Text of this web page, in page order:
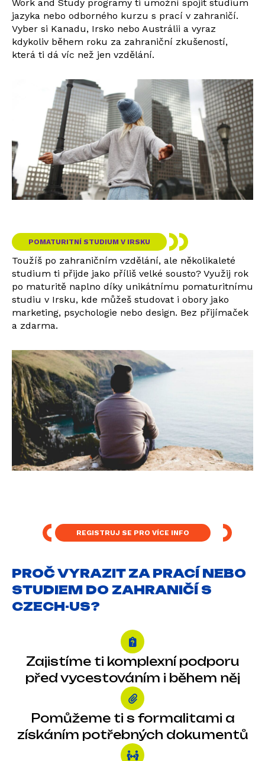
Work and Study programy ti umožní spojit studium
jazyka nebo odborného kurzu s prací v zahraničí.
Vyber si Kanadu, Irsko nebo Austrálii a vyraz
kdykoliv během roku za zahraniční zkušeností,
která ti dá víc než jen vzdělání.
POMATURITNÍ STUDIUM V IRSKU
Toužíš po zahraničním vzdělání, ale několikaleté
studium ti přijde jako příliš velké sousto? Využij rok
po maturitě naplno díky unikátnímu pomaturitnímu
studiu v Irsku, kde můžeš studovat i obory jako
marketing, psychologie nebo design. Bez přijímaček
a zdarma.
REGISTRUJ SE PRO VÍCE INFO
PROČ VYRAZIT ZA PRACÍ NEBO
STUDIEM DO ZAHRANIČÍ S
CZECH-US?
Zajistíme ti komplexní podporu
před vycestováním i během něj
Pomůžeme ti s formalitami a
získáním potřebných dokumentů